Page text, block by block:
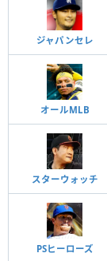
ジャパンセレ
オールMLB
スターウォッチ
PSヒーローズ